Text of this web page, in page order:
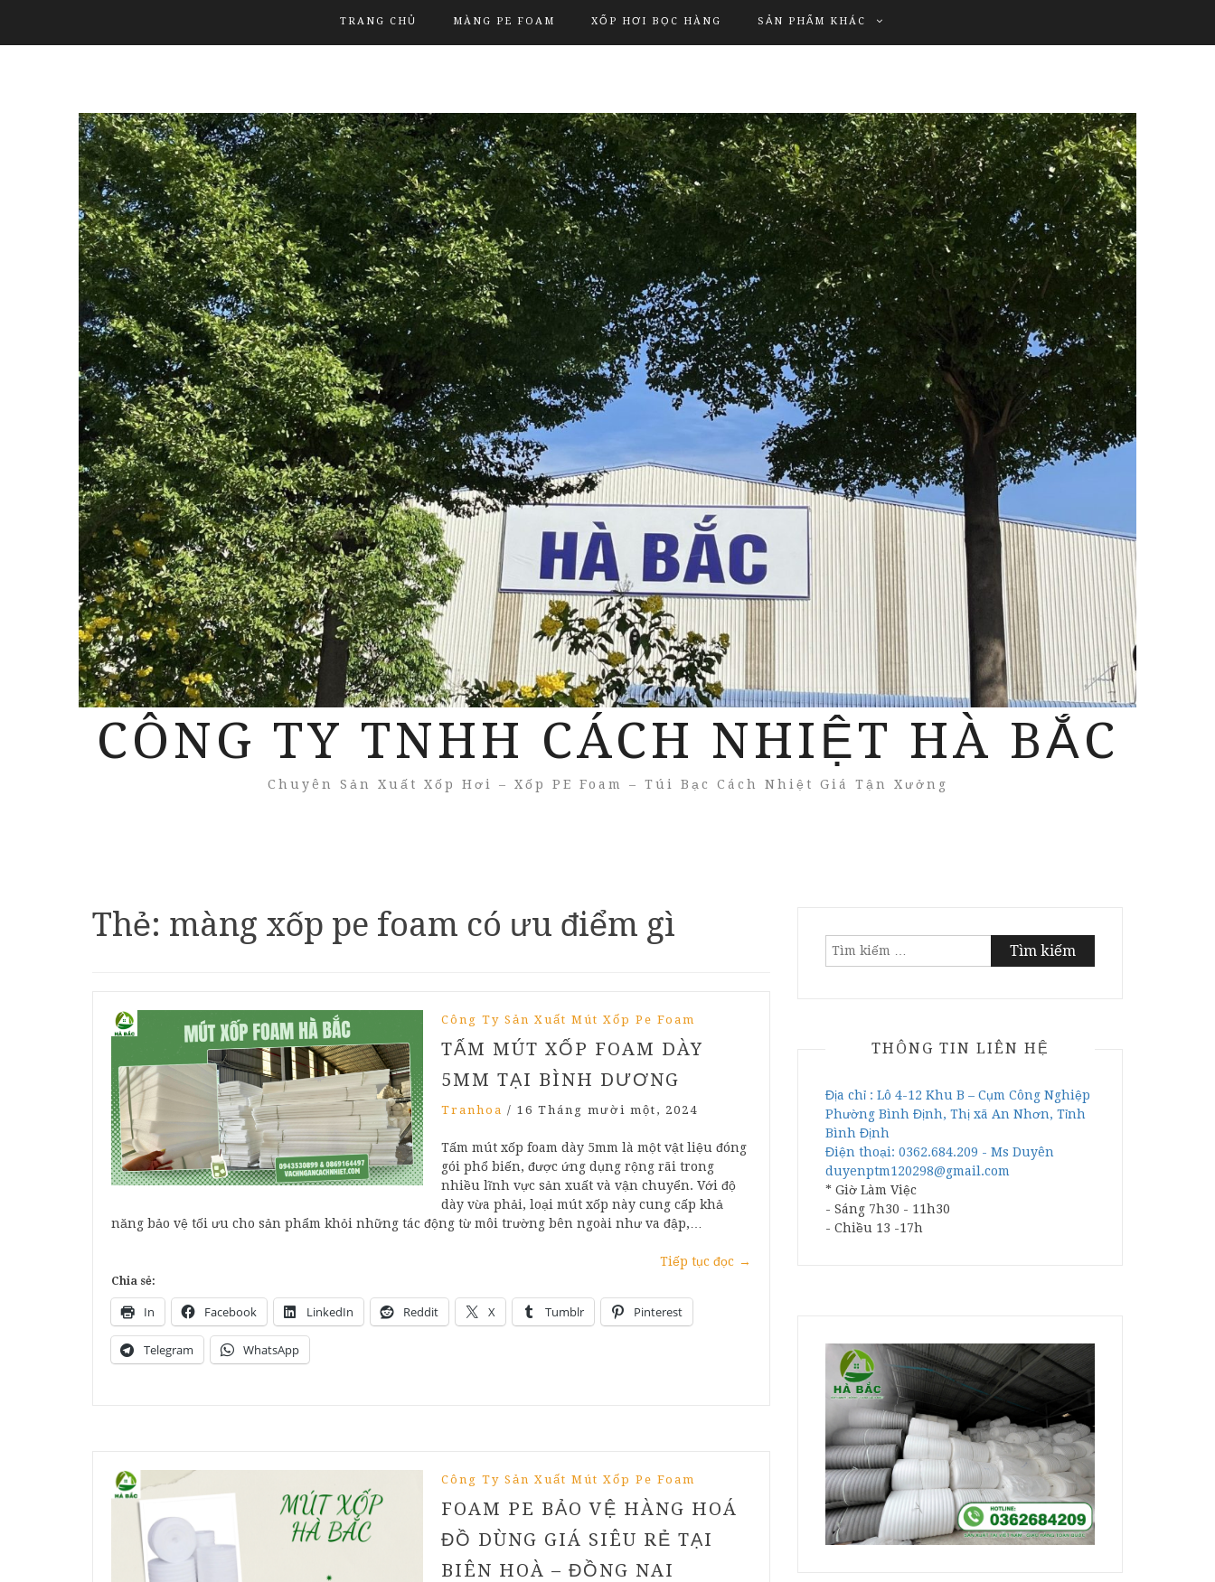
TRANG CHỦ MÀNG PE FOAM XỐP HƠI BỌC HÀNG SẢN PHẨM KHÁC
CÔNG TY TNHH CÁCH NHIỆT HÀ BẮC
Chuyên Sản Xuất Xốp Hơi – Xốp PE Foam – Túi Bạc Cách Nhiệt Giá Tận Xưởng
Thẻ: màng xốp pe foam có ưu điểm gì
Công Ty Sản Xuất Mút Xốp Pe Foam
TẤM MÚT XỐP FOAM DÀY
5MM TẠI BÌNH DƯƠNG
Tranhoa / 16 Tháng mười một, 2024
Tấm mút xốp foam dày 5mm là một vật liệu đóng
gói phổ biến, được ứng dụng rộng rãi trong
nhiều lĩnh vực sản xuất và vận chuyển. Với độ
dày vừa phải, loại mút xốp này cung cấp khả
năng bảo vệ tối ưu cho sản phẩm khỏi những tác động từ môi trường bên ngoài như va đập,…
Tiếp tục đọc →
Chia sẻ:
In Facebook LinkedIn Reddit X Tumblr Pinterest
Telegram WhatsApp
Công Ty Sản Xuất Mút Xốp Pe Foam
FOAM PE BẢO VỆ HÀNG HOÁ
ĐỒ DÙNG GIÁ SIÊU RẺ TẠI
BIÊN HOÀ – ĐỒNG NAI
Tìm
THÔNG TIN LIÊN HỆ
Địa chỉ : Lô 4-12 Khu B – Cụm Công Nghiệp
Phường Bình Định, Thị xã An Nhơn, Tỉnh
Bình Định
Điện thoại: 0362.684.209 - Ms Duyên
duyenptm120298@gmail.com
* Giờ Làm Việc
- Sáng 7h30 - 11h30
- Chiều 13 -17h